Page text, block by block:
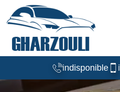
indisponible